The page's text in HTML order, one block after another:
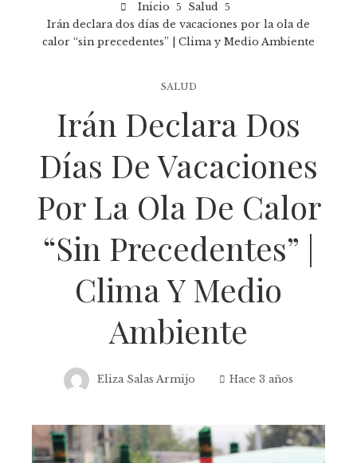
Inicio
Salud
Irán declara dos días de vacaciones por la ola de
calor “sin precedentes” | Clima y Medio Ambiente
SALUD
Irán Declara Dos
Días De Vacaciones
Por La Ola De Calor
“sin Precedentes” |
Clima Y Medio
Ambiente
Eliza Salas Armijo Hace 3 años